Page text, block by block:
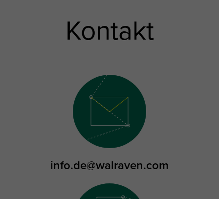
Kontakt
info.de@walraven.com